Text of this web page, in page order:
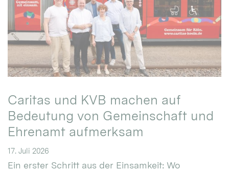
Caritas und KVB machen auf
Bedeutung von Gemeinschaft und
Ehrenamt aufmerksam
17. Juli 2026
Ein erster Schritt aus der Einsamkeit: Wo